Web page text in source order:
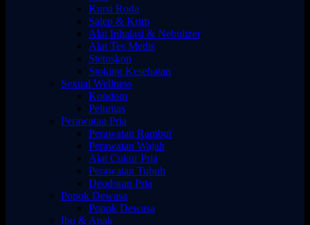
Kursi Roda
Salep & Krim
Alat Inhalasi & Nebulizer
Alat Tes Medis
Stetoskop
Stoking Kesehatan
Sexual Wellness
Kondom
Pelumas
Perawatan Pria
Perawatan Rambut
Perawatan Wajah
Alat Cukur Pria
Perawatan Tubuh
Deodoran Pria
Popok Dewasa
Popok Dewasa
Ibu & Anak